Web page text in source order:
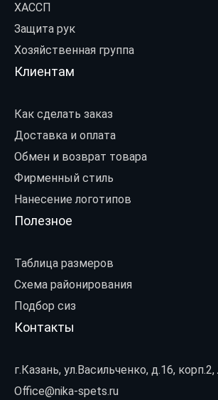
ХАССП
Защита рук
Хозяйственная группа
Клиентам
Как сделать заказ
Доставка и оплата
Обмен и возврат товара
Фирменный стиль
Нанесение логотипов
Полезное
Таблица размеров
Схема районирования
Подбор сиз
Контакты
г.Казань, ул.Васильченко, д.16, корп.2,
Office@nika-spets.ru